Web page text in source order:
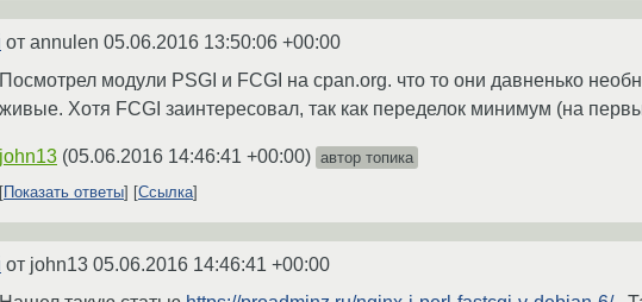
от annulen 05.06.2016 13:50:06 +00:00
Посмотрел модули PSGI и FCGI на cpan.org. что то они давненько
живые. Хотя FCGI заинтересовал, так как переделок минимум (на
john13 (05.06.2016 14:46:41 +00:00) автор топика
Показать ответы
Ссылка
от john13 05.06.2016 14:46:41 +00:00